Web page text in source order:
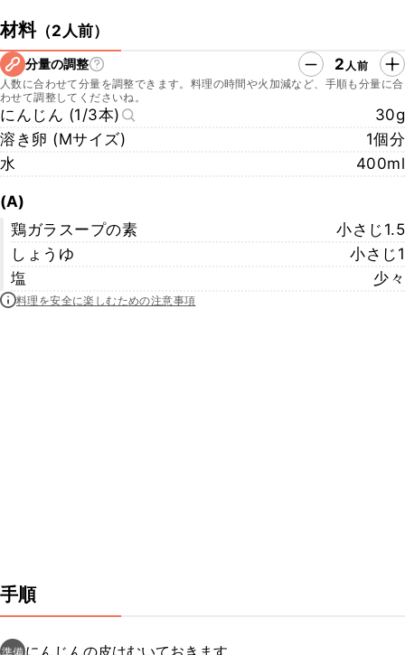
材料（2人前）
分量の調整 2 人前
人数に合わせて分量を調整できます。料理の時間や火加減など、手順も分量に合
わせて調整してくださいね。
にんじん (1/3本)
30g
溶き卵 (Ⅿサイズ)
1個分
水
400ml
(A)
鶏ガラスープの素
小さじ1.5
しょうゆ
小さじ1
塩
少々
料理を安全に楽しむための注意事項
手順
準備 にんじんの皮はむいておきます。